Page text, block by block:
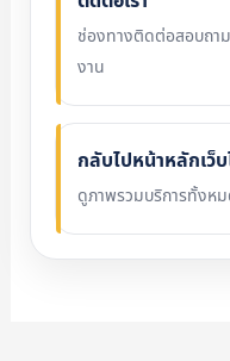
ช่องทางติดต่อสอบถา
งาน
กลับไปหน้าหลักเว็
ดูภาพรวมบริการทั้งห